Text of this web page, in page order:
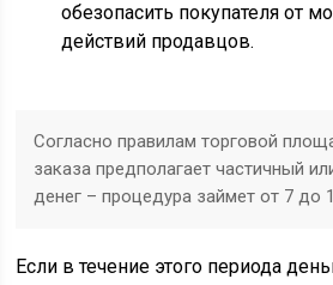
обезопасить покупателя от
действий продавцов.
Согласно правилам торговой
заказа предполагает частичный
денег – процедура займет от 7 до
Если в течение этого периода